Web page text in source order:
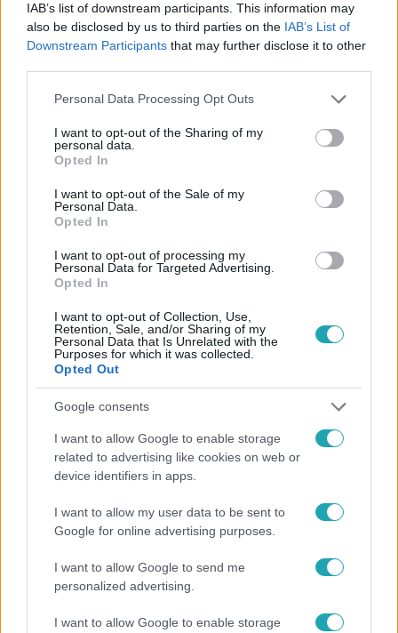
IAB’s list of downstream participants. This information may
also be disclosed by us to third parties on the IAB’s List of
Downstream Participants that may further disclose it to other
Please note that this website/app uses one or more Google
not limited to your visit or usage behaviour. You may click to
grant or deny consent to Google and its third-party tags to
use your data for below specified purposes in below Google
consent section.
Personal Data Processing Opt Outs
I want to opt-out of the Sharing of my
personal data.
Opted In
I want to opt-out of the Sale of my
Personal Data.
Opted In
I want to opt-out of processing my
Personal Data for Targeted Advertising.
Opted In
I want to opt-out of Collection, Use,
Retention, Sale, and/or Sharing of my
Personal Data that Is Unrelated with the
Purposes for which it was collected.
Opted Out
Google consents
I want to allow Google to enable storage
related to advertising like cookies on web or
device identifiers in apps.
I want to allow my user data to be sent to
Google for online advertising purposes.
I want to allow Google to send me
personalized advertising.
I want to allow Google to enable storage
Kövess minket, és értesülj a friss hírekről a
CSATORNA #RTL #KUNSZENTMIKLÓS # TASS